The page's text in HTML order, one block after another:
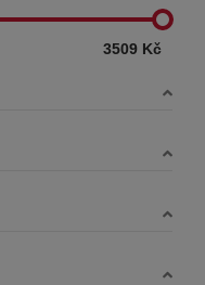
3509 Kč